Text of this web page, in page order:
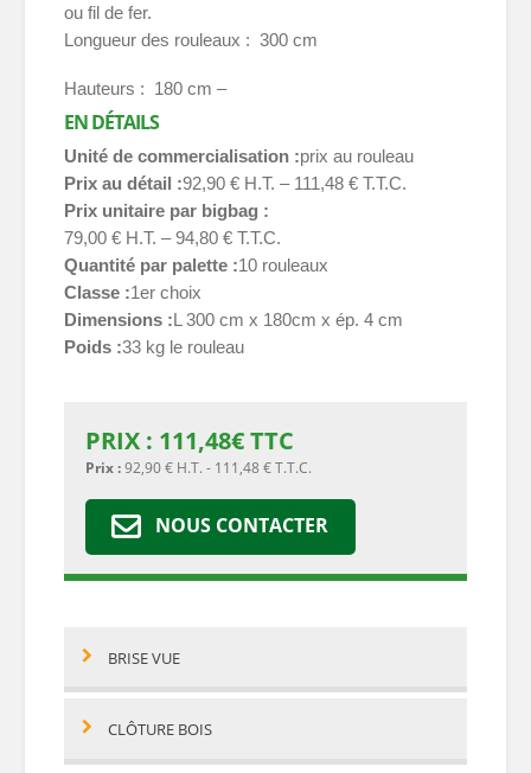
ou fil de fer.
Longueur des rouleaux : 300 cm
Hauteurs : 180 cm –
EN DÉTAILS
Unité de commercialisation prix au rouleau
Prix au détail
92,90 € H.T. – 111,48 € T.T.C.
Prix unitaire par bigbag
79,00 € H.T. – 94,80 € T.T.C.
Quantité par palette 10 rouleaux
Classe 1er choix
Dimensions
L 300 cm x 180cm x ép. 4 cm
Poids 33 kg le rouleau
PRIX : 111,48€TTC
Prix :92,90 € H.T. - 111,48 € T.T.C.
NOUS CONTACTER
BRISE VUE
CLÔTURE BOIS